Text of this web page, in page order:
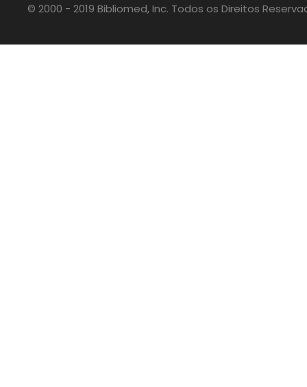
© 2000 - 2019 Bibliomed, Inc. Todos os Direitos